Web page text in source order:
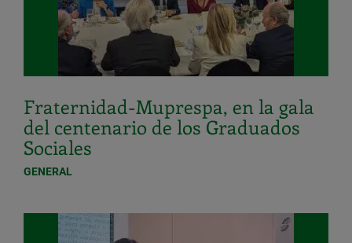
Fraternidad-Muprespa, en la gala
del centenario de los Graduados
Sociales
GENERAL